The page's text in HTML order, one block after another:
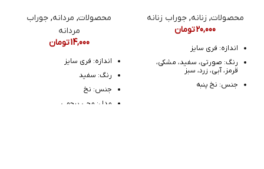
محصولات, زنانه,جوراب زنانه
20,000تومان
اندازه: فری سایز
رنگ: صورتی، سفید، مشکی،
قرمز، آبی، زرد، سبز
جنس: نخ پنبه
محصولات, مردانه, جوراب
مردانه
14,000تومان
اندازه: فری سایز
رنگ: سفید
جنس: نخ
مدل: مچی پرچمی